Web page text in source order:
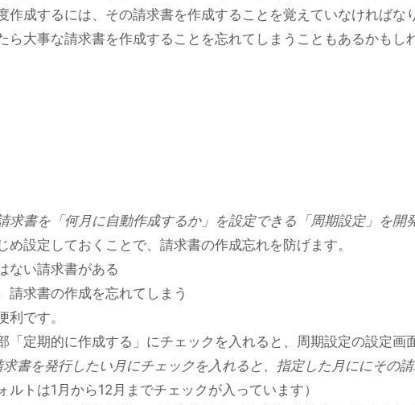
作成するには、その請求書を作成することを覚えていなければな
ら大事な請求書を作成することを忘れてしまうこともあるかもし
求書を「何月に自動作成するか」を設定できる「周期設定」を開
め設定しておくことで、請求書の作成忘れを防げます。
ない請求書がある
請求書の作成を忘れてしまう
利です。
「定期的に作成する」にチェックを入れると、周期設定の設定画
書を発行したい月にチェックを入れると、指定した月ににその
ルトは1月から12月までチェックが入っています）